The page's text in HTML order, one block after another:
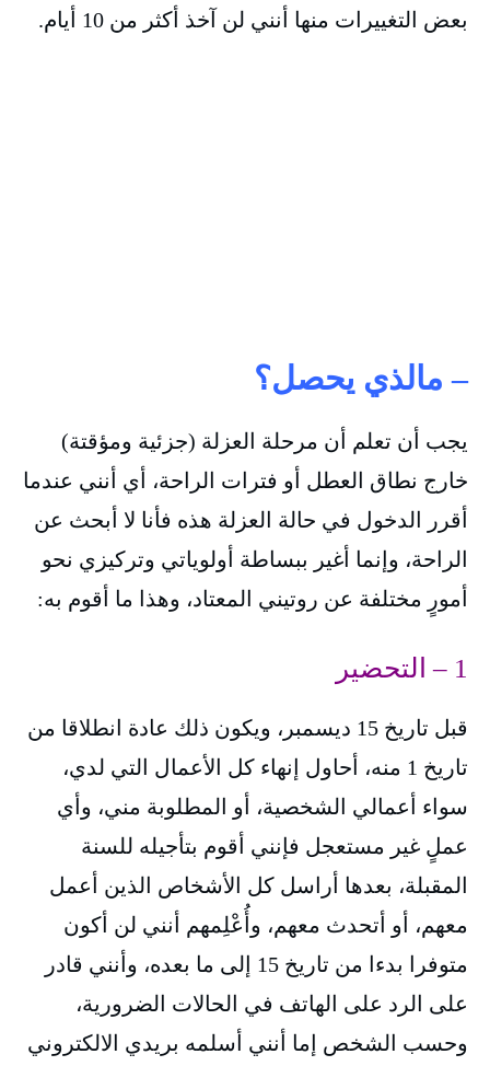
بعض التغييرات منها أنني لن آخذ أكثر من 10 أيام.
– مالذي يحصل؟
يجب أن تعلم أن مرحلة العزلة (جزئية ومؤقتة)
خارج نطاق العطل أو فترات الراحة، أي أنني عندما
أقرر الدخول في حالة العزلة هذه فأنا لا أبحث عن
الراحة، وإنما أغير ببساطة أولوياتي وتركيزي نحو
أمورٍ مختلفة عن روتيني المعتاد، وهذا ما أقوم به:
1 – التحضير
قبل تاريخ 15 ديسمبر، ويكون ذلك عادة انطلاقا من
تاريخ 1 منه، أحاول إنهاء كل الأعمال التي لدي،
سواء أعمالي الشخصية، أو المطلوبة مني، وأي
عملٍ غير مستعجل فإنني أقوم بتأجيله للسنة
المقبلة، بعدها أراسل كل الأشخاص الذين أعمل
معهم، أو أتحدث معهم، وأُعْلِمهم أنني لن أكون
متوفرا بدءا من تاريخ 15 إلى ما بعده، وأنني قادر
على الرد على الهاتف في الحالات الضرورية،
وحسب الشخص إما أنني أسلمه بريدي الالكتروني